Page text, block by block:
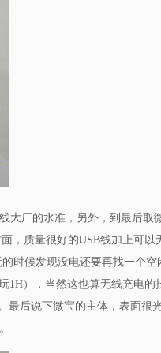
厂的水准，另外，到最后取
，质量很好的USB线加上可以
时候发现没电还要再找一个
1H），当然这也算无线充电的
最后说下微宝的主体，表面很